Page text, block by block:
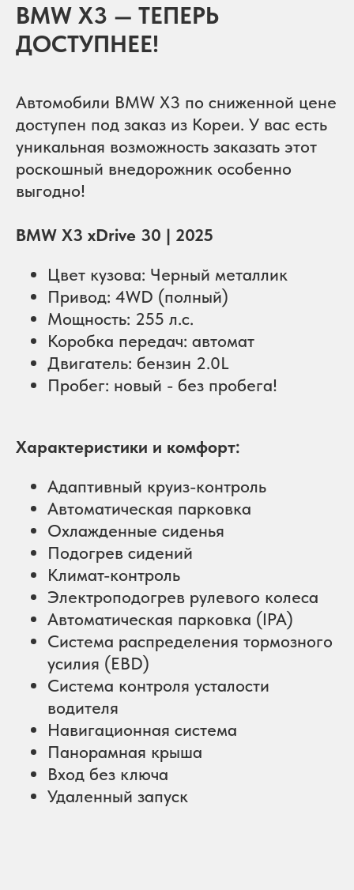
BMW X3 — ТЕПЕРЬ
ДОСТУПНЕЕ!
Автомобили BMW X3 по сниженной цене
доступен под заказ из Кореи. У вас есть
уникальная возможность заказать этот
роскошный внедорожник особенно
выгодно!
BMW X3 xDrive 30 | 2025
Цвет кузова: Черный металлик
Привод: 4WD (полный)
Мощность: 255 л.с.
Коробка передач: автомат
Двигатель: бензин 2.0L
Пробег: новый - без пробега!
Характеристики и комфорт:
Адаптивный круиз-контроль
Автоматическая парковка
Охлажденные сиденья
Подогрев сидений
Климат-контроль
Электроподогрев рулевого колеса
Автоматическая парковка (IPA)
Система распределения тормозного
усилия (EBD)
Система контроля усталости
водителя
Навигационная система
Панорамная крыша
Вход без ключа
Удаленный запуск